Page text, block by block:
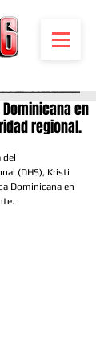
en
regional.
del
(DHS), Kristi
Dominicana en